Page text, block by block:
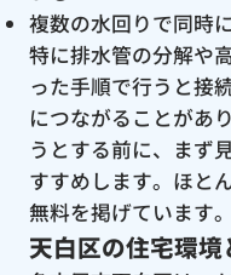
複数の水回りで同時
特に排水管の分解や
った手順で行うと接
につながることがあ
うとする前に、まず
すすめします。ほと
無料を掲げています。
天白区の住宅環